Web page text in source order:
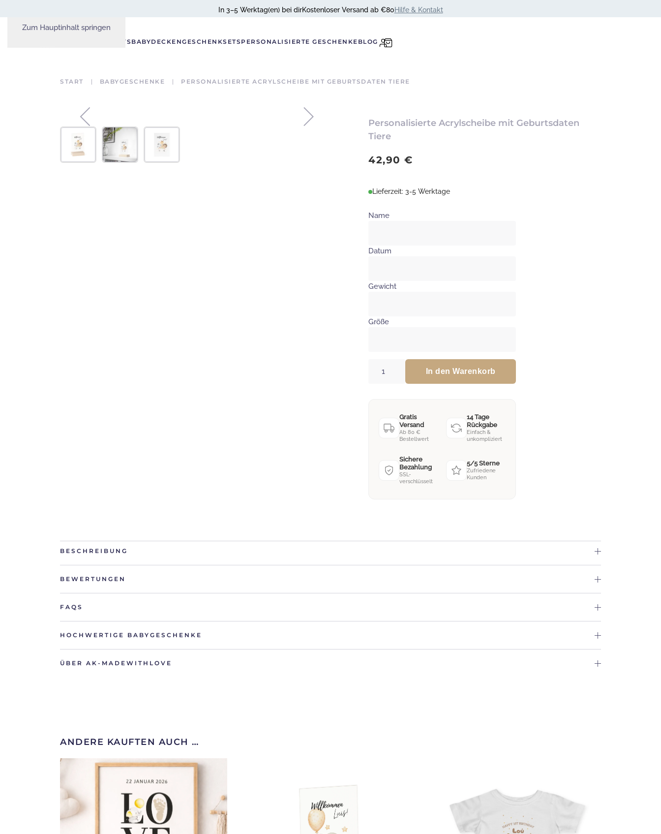
In 3–5 Werktag(en) bei dirKostenloser Versand ab €80Hilfe & Kontakt
Zum Hauptinhalt springen
BODYS BABYDECKENGESCHENKSETS PERSONALISIERTE GESCHENKE BLOG
START BABYGESCHENKE PERSONALISIERTE ACRYLSCHEIBE MIT GEBURTSDATEN TIERE
Personalisierte Acrylscheibe mit Geburtsdaten
Tiere
42,90 €
Lieferzeit: 3-5 Werktage
Name
Datum
Gewicht
Größe
Personalisierte
Acrylscheibe
In den Warenkorb
Gratis
Versand
Ab 80 €
Bestellwert
14 Tage
Rückgabe
Einfach &
unkompliziert
Sichere
Bezahlung
SSL-
verschlüsselt
5/5 Sterne
Zufriedene
Kunden
BESCHREIBUNG
BEWERTUNGEN
FAQS
HOCHWERTIGE BABYGESCHENKE
ÜBER AK-MADEWITHLOVE
ANDERE KAUFTEN AUCH …